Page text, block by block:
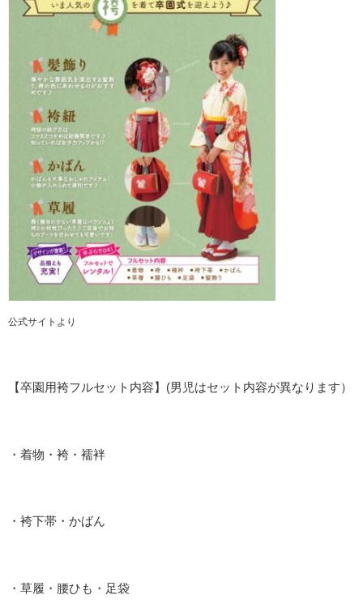
公式サイトより
【卒園用袴フルセット内容】(男児はセット内容が異なります）
・着物・袴・襦袢
・袴下帯・かばん
・草履・腰ひも・足袋